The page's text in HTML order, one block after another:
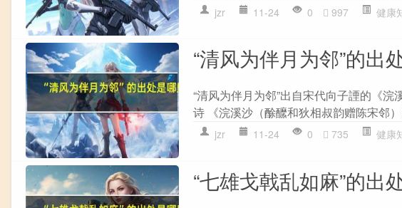
jzr 11-24 0 997 健康
“清风为伴月为邻”的出
“清风为伴月为邻”出自宋代向子諲的《
诗 《浣溪沙（酴醿和狄相叔韵赠陈宋邻
jzr 11-24 0 735 健康
“七雄戈戟乱如麻”的出